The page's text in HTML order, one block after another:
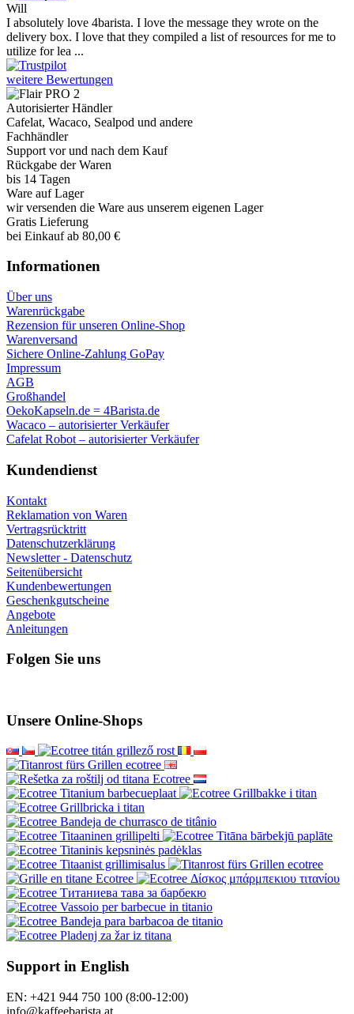
Will
I absolutely love 4barista. I love the message they wrote on the
delivery box. I love that they compiled a list of resources for me to
utilize for lea ...
weitere Bewertungen
Autorisierter Händler
Cafelat, Wacaco, Sealpod und andere
Fachhändler
Support vor und nach dem Kauf
Rückgabe der Waren
bis 14 Tagen
Ware auf Lager
wir versenden die Ware aus unserem eigenen Lager
Gratis Lieferung
bei Einkauf ab 80,00 €
Informationen
Über uns
Warenrückgabe
Rezension für unseren Online-Shop
Warenversand
Sichere Online-Zahlung GoPay
Impressum
AGB
Großhandel
OekoKapseln.de = 4Barista.de
Wacaco – autorisierter Verkäufer
Cafelat Robot – autorisierter Verkäufer
Kundendienst
Kontakt
Reklamation von Waren
Vertragsrücktritt
Datenschutzerklärung
Newsletter - Datenschutz
Seitenübersicht
Kundenbewertungen
Geschenkgutscheine
Angebote
Anleitungen
Folgen Sie uns
Unsere Online-Shops
Support in English
EN: +421 944 750 100 (8:00-12:00)
info@kaffeebarista.at